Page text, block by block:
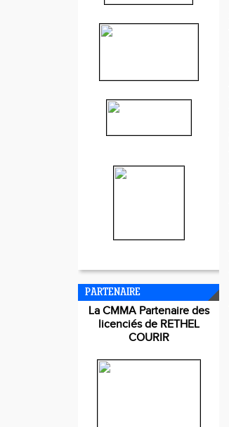
PARTENAIRE
La CMMA Partenaire des
licenciés de RETHEL
COURIR